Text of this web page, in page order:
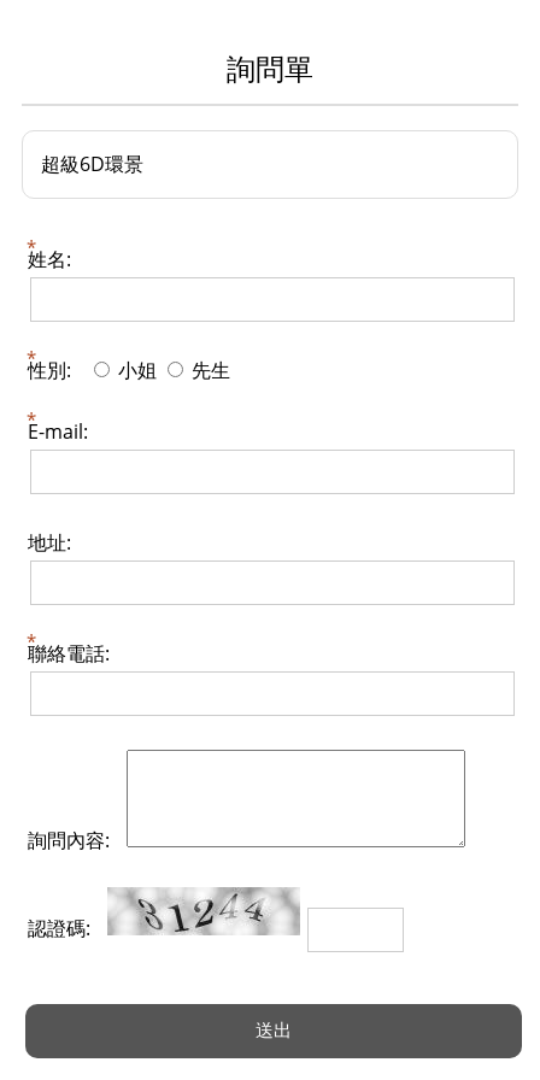
詢問單
超級6D環景
姓名:
性別: 小姐 先生
E-mail:
地址:
聯絡電話:
詢問內容:
認證碼: